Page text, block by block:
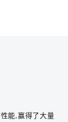
能,赢得了大量